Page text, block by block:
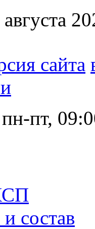
сайта
пт,
состав